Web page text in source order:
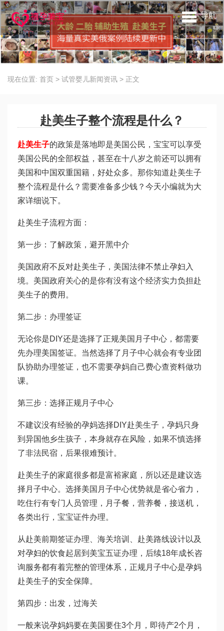
导航
现在位置: 首页 > 试管婴儿新闻资讯 > 正文
赴美生子整个流程是什么？
赴美生子的政策是落地即是美国公民，宝宝可以享受
美国公民的全部权益，甚至在十八岁之前还可以拥有
美国和中国双重国籍，好处众多。那你知道赴美生子
整个流程是什么？需要准备多少钱？今天小编就为大
家详细说下。
赴美生子流程方面：
第一步：了解政策，避开黑中介
美国政府不反对赴美生子，美国法律不禁止孕妇入
境。美国政府关心的是你有没有这个经济实力负担赴
美生子的费用。
第二步：办理签证
无论你是DIY还是选择了正规美国月子中心，都需要
先办理美国签证。当然选择了月子中心就会有专业团
队协助办理签证，也不需要孕妈自己费心查资料做功
课。
第三步：选择正规月子中心
不建议没有经验的孕妈选择DIY赴美生子，孕妈只身
到异国他乡生孩子，本身就存在风险，如果不慎选择
了非法民宿，后果很难预计。
赴美生子的家庭很多都是富裕家庭，所以还是建议选
择月子中心。选择美国月子中心优势就是省心省力，
吃住行有专门人员管理，月子餐，营养餐，接送机，
各类出行，宝宝证件办理。
从赴美前期签证办理、海关培训、赴美路线设计以及
对孕妇的饮食起居到美宝五证办理，后续18年成长咨
询服务都有着完整的管理体系，正规月子中心是孕妈
赴美生子的安全保障。
第四步：出发，过海关
一般来说孕妈妈要在美国要住3个月，即待产2个月，